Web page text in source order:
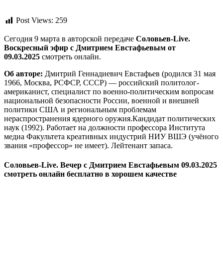
Post Views: 259
Сегодня 9 марта в авторской передаче Соловьев-Live.
Воскресный эфир с Дмитрием Евстафьевым от
09.03.2025 смотреть онлайн.
Об авторе: Дмитрий Геннадиевич Евстафьев (родился 31 мая
1966, Москва, РСФСР, СССР) — российский политолог-
американист, специалист по военно-политическим вопросам
национальной безопасности России, военной и внешней
политики США и региональным проблемам
нераспространения ядерного оружия.Кандидат политических
наук (1992). Работает на должности профессора Института
медиа Факультета креативных индустрий НИУ ВШЭ (учёного
звания «профессор» не имеет). Лейтенант запаса.
Соловьев-Live. Вечер с Дмитрием Евстафьевым 09.03.2025
смотреть онлайн бесплатно в хорошем качестве